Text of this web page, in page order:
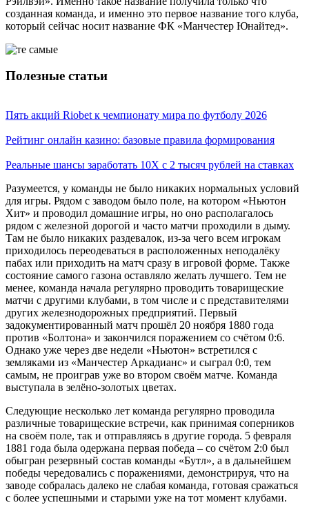
созданная команда, и именно это первое название того клуба,
который сейчас носит название ФК «Манчестер Юнайтед».
Полезные статьи
Пять акций Riobet к чемпионату мира по футболу 2026
Рейтинг онлайн казино: базовые правила формирования
Реальные шансы заработать 10X с 2 тысяч рублей на ставках
Разумеется, у команды не было никаких нормальных условий
для игры. Рядом с заводом было поле, на котором «Ньютон
Хит» и проводил домашние игры, но оно располагалось
рядом с железной дорогой и часто матчи проходили в дыму.
Там не было никаких раздевалок, из-за чего всем игрокам
приходилось переодеваться в расположенных неподалёку
пабах или приходить на матч сразу в игровой форме. Также
состояние самого газона оставляло желать лучшего. Тем не
менее, команда начала регулярно проводить товарищеские
матчи с другими клубами, в том числе и с представителями
других железнодорожных предприятий. Первый
задокументированный матч прошёл 20 ноября 1880 года
против «Болтона» и закончился поражением со счётом 0:6.
Однако уже через две недели «Ньютон» встретился с
земляками из «Манчестер Аркадианс» и сыграл 0:0, тем
самым, не проиграв уже во втором своём матче. Команда
выступала в зелёно-золотых цветах.
Следующие несколько лет команда регулярно проводила
различные товарищеские встречи, как принимая соперников
на своём поле, так и отправляясь в другие города. 5 февраля
1881 года была одержана первая победа – со счётом 2:0 был
обыгран резервный состав команды «Бутл», а в дальнейшем
победы чередовались с поражениями, демонстрируя, что на
заводе собралась далеко не слабая команда, готовая сражаться
с более успешными и старыми уже на тот момент клубами.